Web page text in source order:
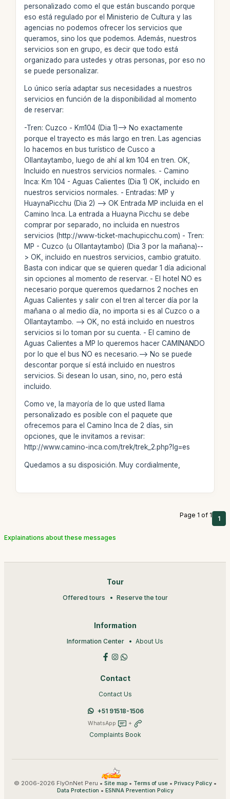
personalizado como el que están buscando porque
eso está regulado por el Ministerio de Cultura y las
agencias no podemos ofrecer los servicios que
queramos, sino los que podemos. Además, nuestros
servicios son en grupo, es decir que todo está
organizado para ustedes y otras personas, por eso no
se puede personalizar.
Lo único sería adaptar sus necesidades a nuestros
servicios en función de la disponibilidad al momento
de reservar:
-Tren: Cuzco - Km104 (Dia 1)--> No exactamente
porque el trayecto es más largo en tren. Las agencias
lo hacemos en bus turístico de Cusco a
Ollantaytambo, luego de ahí al km 104 en tren. OK,
Incluido en nuestros servicios normales. - Camino
Inca: Km 104 - Aguas Calientes (Dia 1) OK, incluido en
nuestros servicios normales. - Entradas: MP y
HuaynaPicchu (Dia 2) --> OK Entrada MP incluida en el
Camino Inca. La entrada a Huayna Picchu se debe
comprar por separado, no incluida en nuestros
servicios (http://www-ticket-machupicchu.com) - Tren:
MP - Cuzco (u Ollantaytambo) (Dia 3 por la mañana)--
> OK, incluido en nuestros servicios, cambio gratuito.
Basta con indicar que se quieren quedar 1 día adicional
sin opciones al momento de reservar. - El hotel NO es
necesario porque queremos quedarnos 2 noches en
Aguas Calientes y salir con el tren al tercer día por la
mañana o al medio día, no importa si es al Cuzco o a
Ollantaytambo. --> OK, no está incluido en nuestros
servicios si lo toman por su cuenta. - El camino de
Aguas Calientes a MP lo queremos hacer CAMINANDO
por lo que el bus NO es necesario.--> No se puede
descontar porque sí está incluido en nuestros
servicios. Si desean lo usan, sino, no, pero está
incluido.
Como ve, la mayoría de lo que usted llama
personalizado es posible con el paquete que
ofrecemos para el Camino Inca de 2 días, sin
opciones, que le invitamos a revisar:
http://www.camino-inca.com/trek/trek_2.php?lg=es
Quedamos a su disposición. Muy cordialmente,
Page 1 of 1 1
Explainations about these messages
Tour
Offered tours Reserve the tour
Information
Information Center About Us
Contact
Contact Us
+51 91518-1506
WhatsApp +
Complaints Book
© 2006-2026 FlyOnNet Peru • Site map• Terms of use• Privacy Policy•
Data Protection • ESNNA Prevention Policy